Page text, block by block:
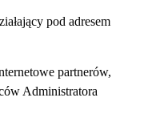
pod adresem
partnerów,
Administratora